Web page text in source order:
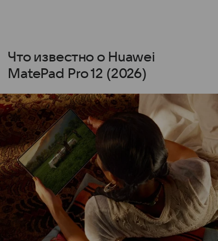
Что известно о Huawei
MatePad Pro 12 (2026)